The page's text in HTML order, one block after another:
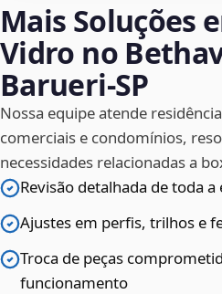
Mais Soluções
Vidro no
Barueri‑SP
Nossa equipe atende
comerciais e condomínios,
necessidades relacionadas a
Revisão detalhada de toda
Ajustes em perfis, trilhos e
Troca de peças
funcionamento